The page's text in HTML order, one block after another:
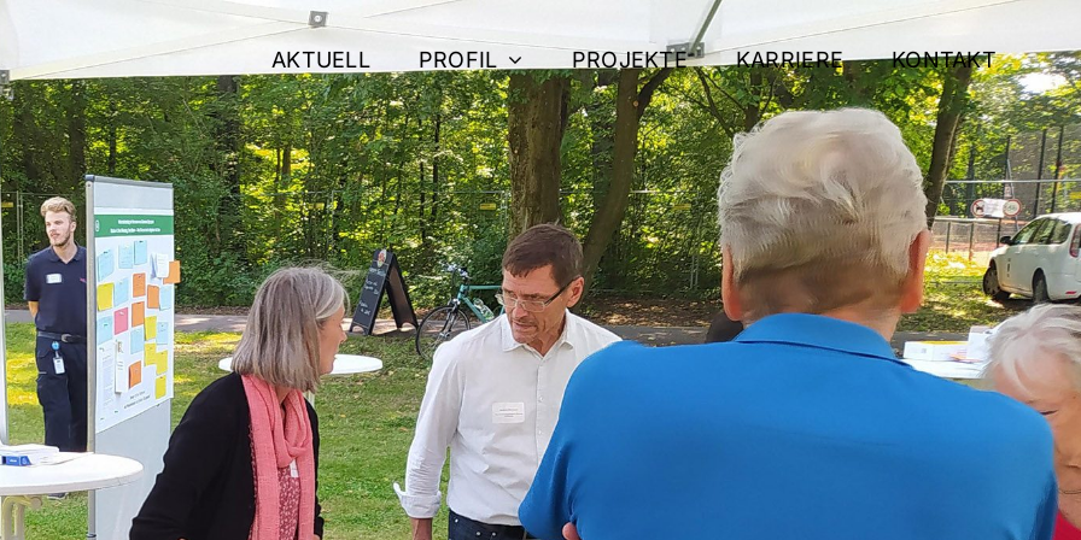
AKTUELL PROFIL PROJEKTE KARRIERE KONTAKT